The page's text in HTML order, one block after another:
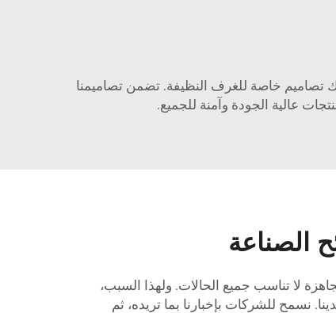
تصاميم خاصة للغرف النظيفة. تضمن تصاميمنا
عالية الجودة وآمنة للجميع.
الصناعة
لا تناسب جميع الحالات. ولهذا السبب،
نسمح للشركات بإخبارنا بما تريده، ثم